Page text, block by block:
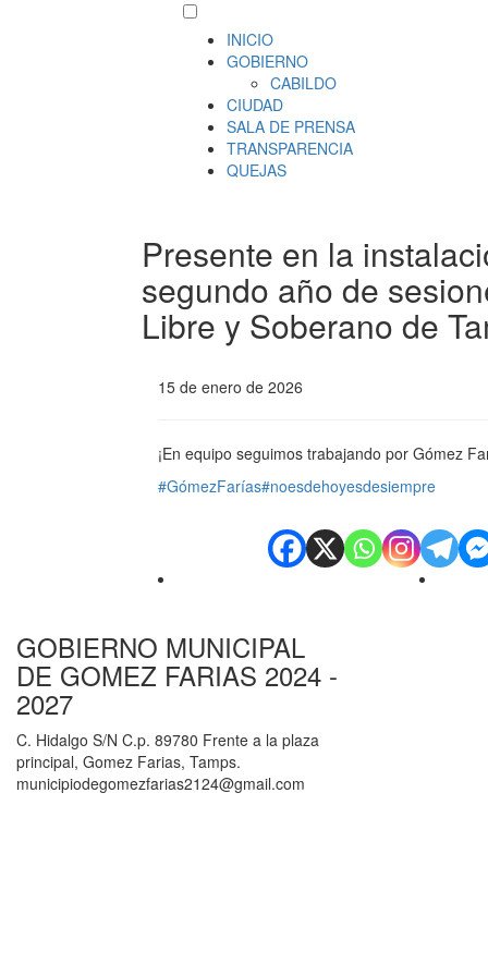
INICIO
GOBIERNO
CABILDO
CIUDAD
SALA DE PRENSA
TRANSPARENCIA
QUEJAS
Presente en la
segundo año de
Libre y Soberano de
15 de enero de 2026
¡En equipo seguimos trabajando por Gómez
#GómezFarías#noesdehoyesdesiempre
GOBIERNO MUNICIPAL
DE GOMEZ FARIAS 2024 -
2027
C. Hidalgo S/N C.p. 89780 Frente a la plaza
principal, Gomez Farias, Tamps.
municipiodegomezfarias2124@gmail.com